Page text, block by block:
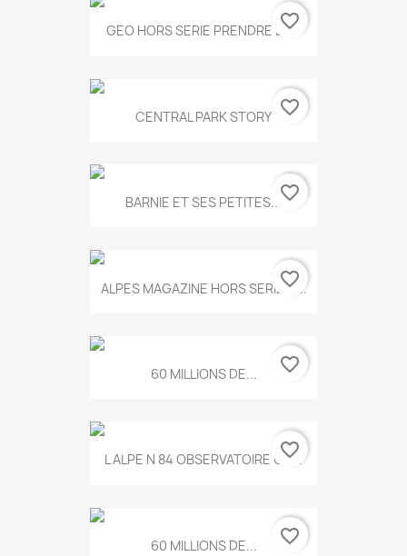
GEO HORS SERIE PRENDRE LE...
favorite_border
CENTRAL PARK STORY favorite_border
BARNIE ET SES PETITES...favorite_border
ALPES MAGAZINE HORS SERIE N...
favorite_border
60 MILLIONS DE... favorite_border
L ALPE N 84 OBSERVATOIRE UN...
favorite_border
60 MILLIONS DE... favorite_border